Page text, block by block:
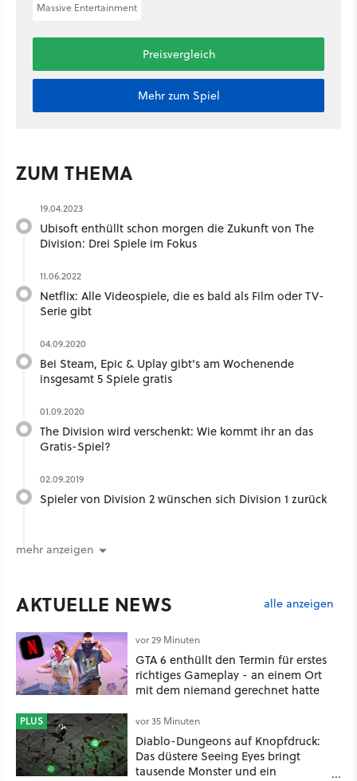
Massive Entertainment
Preisvergleich
Mehr zum Spiel
ZUM THEMA
19.04.2023
Ubisoft enthüllt schon morgen die Zukunft von The
Division: Drei Spiele im Fokus
11.06.2022
Netflix: Alle Videospiele, die es bald als Film oder TV-
Serie gibt
04.09.2020
Bei Steam, Epic & Uplay gibt's am Wochenende
insgesamt 5 Spiele gratis
01.09.2020
The Division wird verschenkt: Wie kommt ihr an das
Gratis-Spiel?
02.09.2019
Spieler von Division 2 wünschen sich Division 1 zurück
mehr anzeigen
AKTUELLE NEWS alle anzeigen
vor 29 Minuten
GTA 6 enthüllt den Termin für erstes
richtiges Gameplay - an einem Ort
mit dem niemand gerechnet hatte
PLUS vor 35 Minuten
Diablo-Dungeons auf Knopfdruck:
Das düstere Seeing Eyes bringt
tausende Monster und ein